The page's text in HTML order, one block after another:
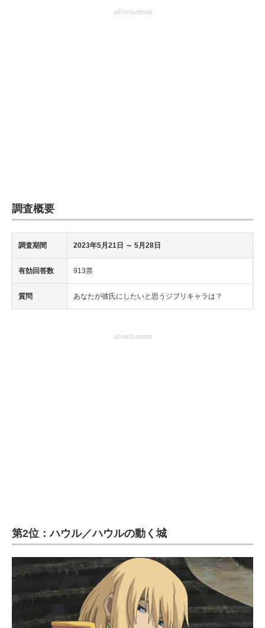
advertisement
調査概要
調査期間 2023年5月21日 ～ 5月28日
有効回答数 913票
質問 あなたが彼氏にしたいと思うジブリキャラは？
advertisement
第2位：ハウル／ハウルの動く城